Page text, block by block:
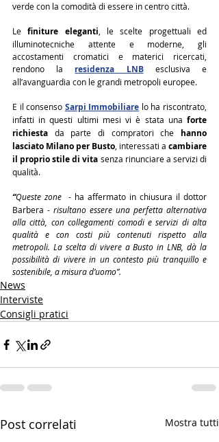
verde con la comodità di essere in centro città.
Le finiture eleganti , le scelte progettuali ed
illuminotecniche attente e moderne, gli
accostamenti cromatici e materici ricercati,
rendono la residenza LNB esclusiva e
all’avanguardia con le grandi metropoli europee.
E il consenso Sarpi Immobiliare lo ha riscontrato,
infatti in questi ultimi mesi vi è stata una forte
richiesta da parte di compratori che hanno
lasciato Milano per Busto , interessati a cambiare
il proprio stile di vita senza rinunciare a servizi di
qualità.
“Queste zone
  - ha affermato in chiusura il dottor
Barbera - risultano essere una perfetta alternativa
alla città, con collegamenti comodi e servizi di alta
qualità e con costi più contenuti rispetto alla
metropoli. La scelta di vivere a Busto in LNB, dà la
possibilità di vivere in un contesto più tranquillo e
sostenibile, a misura d’uomo”.
News
Interviste
Consigli pratici
Post correlati Mostra tutti